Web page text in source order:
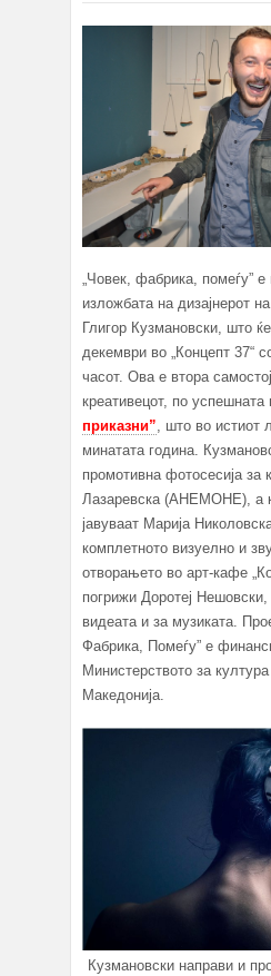
„Човек, фабрика, помеѓу” е
изложбата на дизајнерот
Глигор Кузмановски, што
декември во „Концепт 37“
часот. Ова е втора
креативецот, по успешната
приказни”, што во истиот
минатата година.
промотивна фотосесија за
Лазаревска (АНЕМОНЕ), а
јавуваат Марија
комплетното визуелно и
отворањето во арт-кафе
погрижи Доротеј
видеата и за музиката.
Фабрика, Помеѓу” е
Министерството за
Македонија.
Кузмановски направи и